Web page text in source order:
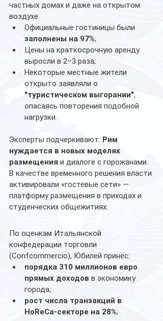
частных домах и даже на открытом
воздухе.
Официальные гостиницы были
заполнены на 97%;
Цены на краткосрочную аренду
выросли в 2–3 раза;
Некоторые местные жители
открыто заявляли о
"туристическом выгорании",
опасаясь повторения подобной
нагрузки.
Эксперты подчеркивают: Рим
нуждается в новых моделях
размещения и диалоге с горожанами.
В качестве временного решения власти
активировали «гостевые сети» —
платформу размещения в приходах и
студенческих общежитиях.
По оценкам Итальянской
конфедерации торговли
(Confcommercio), Юбилей принёс:
порядка 310 миллионов евро
прямых доходов в экономику
города;
рост числа транзакций в
HoReCa-секторе на 28%;